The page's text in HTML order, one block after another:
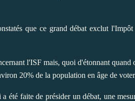
que ce grand débat exclut l'Impôt
l'ISF mais, quoi d'étonnant quand
20% de la population en âge de
été faite de présider un débat, une